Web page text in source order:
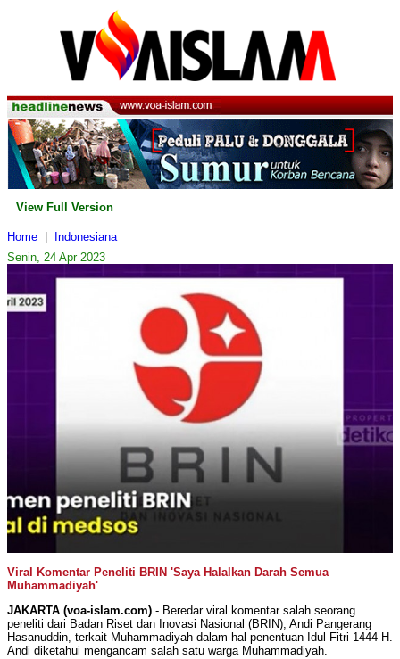
View Full Version
Home
Indonesiana
Senin, 24 Apr 2023
Viral Komentar Peneliti BRIN 'Saya Halalkan Darah Semua
Muhammadiyah'
JAKARTA (voa-islam.com) - Beredar viral komentar salah seorang
peneliti dari Badan Riset dan Inovasi Nasional (BRIN), Andi Pangerang
Hasanuddin, terkait Muhammadiyah dalam hal penentuan Idul Fitri 1444 H.
Andi diketahui mengancam salah satu warga Muhammadiyah.